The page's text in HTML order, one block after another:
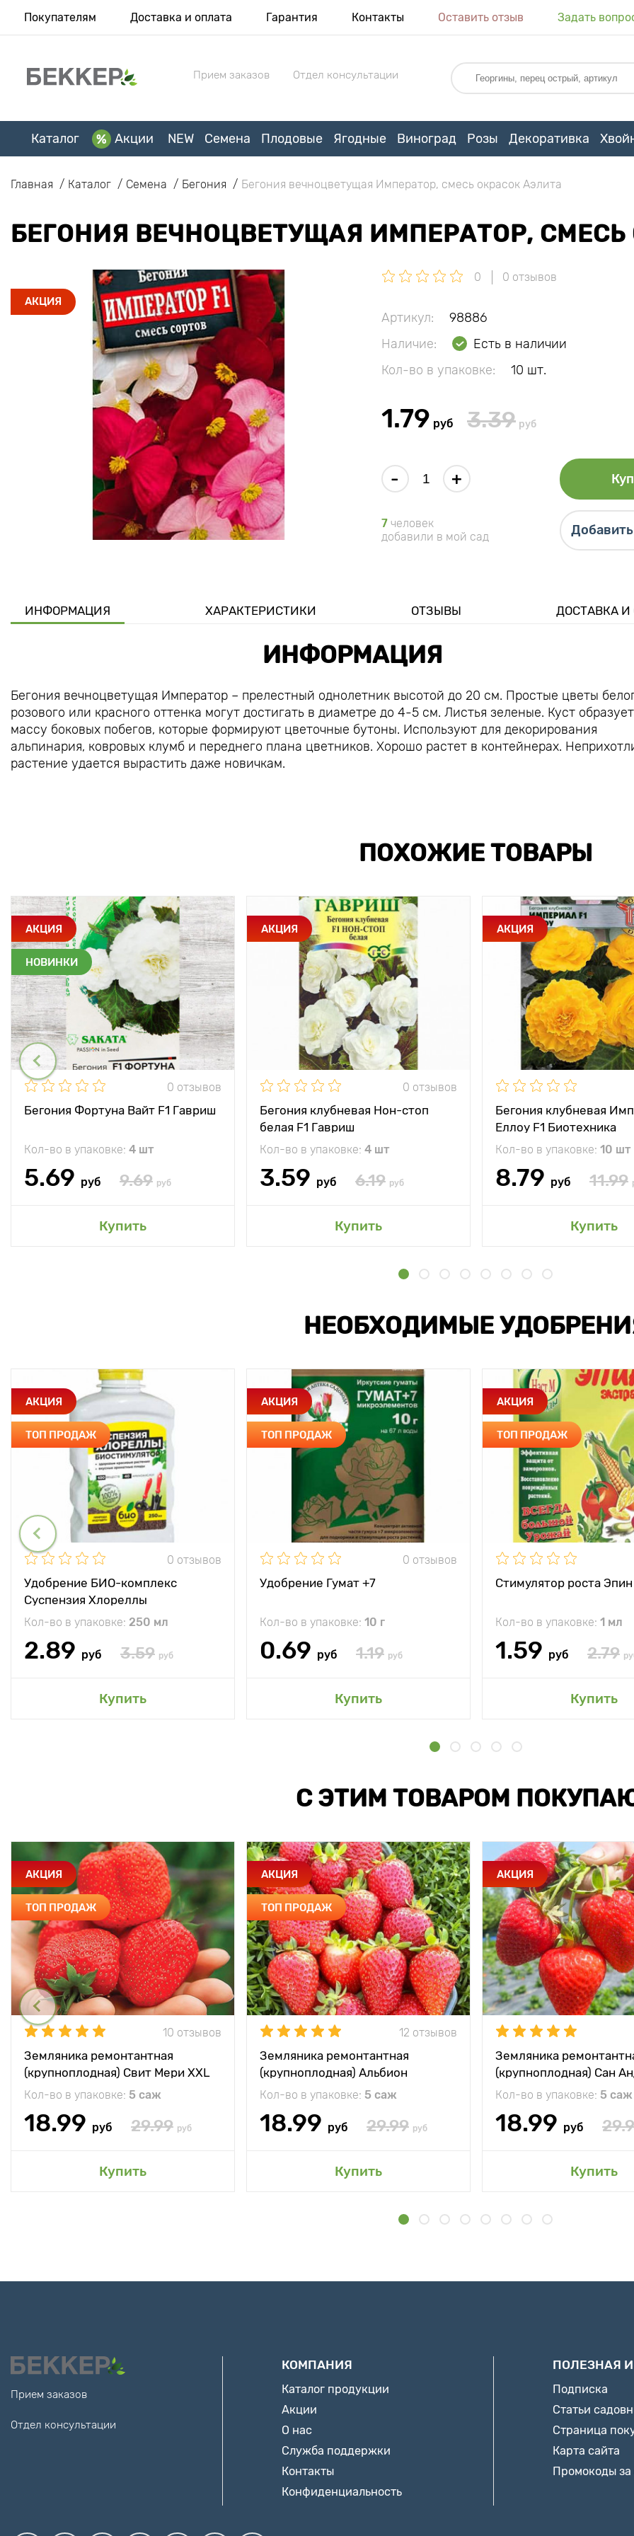
Покупателям Доставка и оплата Гарантия Контакты Оставить отзыв Задать
Прием заказов Отдел консультации
Каталог Акции NEW Семена Плодовые Ягодные Виноград Розы Декоративка
Главная Каталог Семена Бегония Бегония вечноцветущая Император, смесь окрасок Аэлита
БЕГОНИЯ ВЕЧНОЦВЕТУЩАЯ ИМПЕРАТОР,
АКЦИЯ
0 0 отзывов
Артикул:
98886
Наличие:
Есть в наличии
Кол-во в упаковке:
10 шт.
1.79 руб 3.39 руб
- +
7 человек
добавили в мой сад
ИНФОРМАЦИЯ ХАРАКТЕРИСТИКИ ОТЗЫВЫ ДОСТАВКА И
ИНФОРМАЦИЯ
Бегония вечноцветущая Император – прелестный однолетник высотой до 20 см. Простые цветы
розового или красного оттенка могут достигать в диаметре до 4-5 см. Листья зеленые. Куст образует
массу боковых побегов, которые формируют цветочные бутоны. Используют для декорирования
альпинария, ковровых клумб и переднего плана цветников. Хорошо растет в контейнерах.
растение удается вырастить даже новичкам.
ПОХОЖИЕ ТОВАРЫ
АКЦИЯ
НОВИНКИ
0 отзывов
Бегония Фортуна Вайт F1 Гавриш
Кол-во в упаковке: 4 шт
5.69 руб 9.69 руб
Купить
АКЦИЯ
0 отзывов
Бегония клубневая Нон-стоп
белая F1 Гавриш
Кол-во в упаковке: 4 шт
3.59 руб 6.19 руб
Купить
АКЦИЯ
Бегония клубневая
Еллоу F1 Биотехника
Кол-во в упаковке: 10 шт
8.79 руб 11.99
Купить
НЕОБХОДИМЫЕ
АКЦИЯ
ТОП ПРОДАЖ
0 отзывов
Удобрение БИО-комплекс
Суспензия Хлореллы
Кол-во в упаковке: 250 мл
2.89 руб 3.59 руб
Купить
АКЦИЯ
ТОП ПРОДАЖ
0 отзывов
Удобрение Гумат +7
Кол-во в упаковке: 10 г
0.69 руб 1.19 руб
Купить
АКЦИЯ
ТОП ПРОДАЖ
Стимулятор роста
Кол-во в упаковке: 1 мл
1.59 руб 2.79
Купить
С ЭТИМ ТОВАРОМ
АКЦИЯ
ТОП ПРОДАЖ
10 отзывов
Земляника ремонтантная
(крупноплодная) Свит Мери XXL
Кол-во в упаковке: 5 саж
18.99 руб 29.99 руб
Купить
АКЦИЯ
ТОП ПРОДАЖ
12 отзывов
Земляника ремонтантная
(крупноплодная) Альбион
Кол-во в упаковке: 5 саж
18.99 руб 29.99 руб
Купить
АКЦИЯ
Земляника
(крупноплодная) Сан
Кол-во в упаковке: 5 саж
18.99 руб
Купить
Прием заказов
Отдел консультации
КОМПАНИЯ
Каталог продукции
Акции
О нас
Служба поддержки
Контакты
Конфиденциальность
ПОЛЕЗНАЯ
Подписка
Статьи
Страница
Карта сайта
Промокоды за